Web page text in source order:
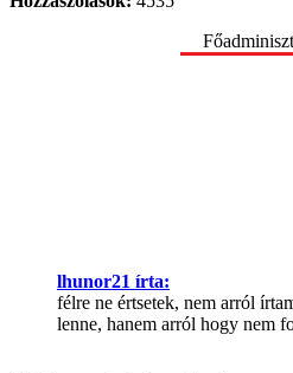
lhunor21 írta:
félre ne értsetek, nem arról
lenne, hanem arról hogy nem